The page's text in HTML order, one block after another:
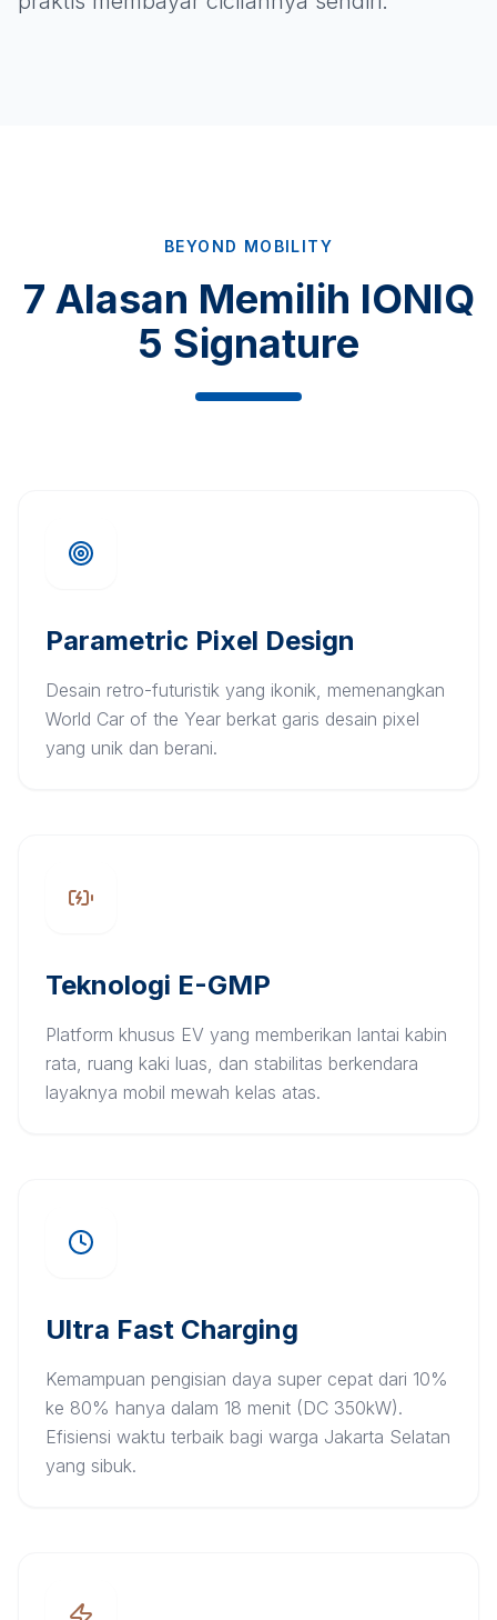
BEYOND MOBILITY
7 Alasan Memilih IONIQ
5 Signature
Parametric Pixel Design
Desain retro-futuristik yang ikonik, memenangkan
World Car of the Year berkat garis desain pixel
yang unik dan berani.
Teknologi E-GMP
Platform khusus EV yang memberikan lantai kabin
rata, ruang kaki luas, dan stabilitas berkendara
layaknya mobil mewah kelas atas.
Ultra Fast Charging
Kemampuan pengisian daya super cepat dari 10%
ke 80% hanya dalam 18 menit (DC 350kW).
Efisiensi waktu terbaik bagi warga Jakarta Selatan
yang sibuk.